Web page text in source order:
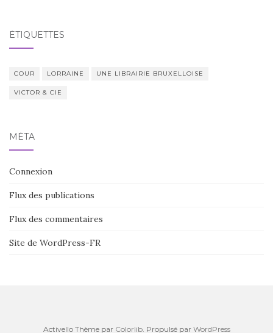
ÉTIQUETTES
COUR LORRAINE UNE LIBRAIRIE BRUXELLOISE
VICTOR & CIE
MÉTA
Connexion
Flux des publications
Flux des commentaires
Site de WordPress-FR
Activello Thème par Colorlib. Propulsé par WordPress